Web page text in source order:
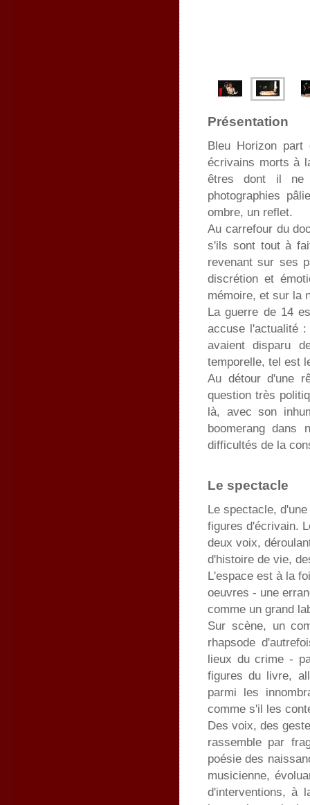
Présentation
Bleu Horizon part
écrivains morts à
êtres dont il ne
photographies
ombre, un reflet.
Au carrefour du
s'ils sont tout à
revenant sur ses
discrétion et
mémoire, et sur la
La guerre de 14
accuse l'actualité
avaient disparu
temporelle, tel est
Au détour d'une
question très
là, avec son
boomerang dans
difficultés de la
Le spectacle
Le spectacle,
figures d'écrivain.
deux voix,
d'histoire de vie,
L'espace est à la
oeuvres - une
comme un grand
Sur scène, un
rhapsode
lieux du crime -
figures du livre,
parmi les
comme s'il les
Des voix, des
rassemble par
poésie des
musicienne,
d'interventions, à